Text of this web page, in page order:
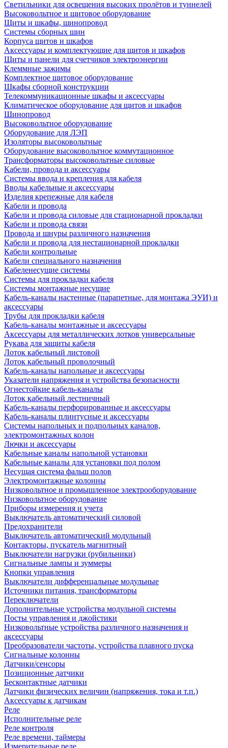
Светильники для освещения высоких пролётов и туннелей
Высоковольтное и щитовое оборудование
Щиты и шкафы, шинопровод
Системы сборных шин
Корпуса щитов и шкафов
Аксессуары и комплектующие для щитов и шкафов
Щиты и панели для счетчиков электроэнергии
Клеммные зажимы
Комплектное щитовое оборудование
Шкафы сборной конструкции
Телекоммуникационные шкафы и аксессуары
Климатическое оборудование для щитов и шкафов
Шинопровод
Высоковольтное оборудование
Оборудование для ЛЭП
Изоляторы высоковольтные
Оборудование высоковольтное коммутационное
Трансформаторы высоковольтные силовые
Кабели, провода и аксессуары
Системы ввода и крепления для кабеля
Вводы кабельные и аксессуары
Изделия крепежные для кабеля
Кабели и провода
Кабели и провода силовые для стационарной прокладки
Кабели и провода связи
Провода и шнуры различного назначения
Кабели и провода для нестационарной прокладки
Кабели контрольные
Кабели специального назначения
Кабеленесущие системы
Системы для прокладки кабеля
Системы монтажные несущие
Кабель-каналы настенные (парапетные, для монтажа ЭУИ) и
аксессуары
Трубы для прокладки кабеля
Кабель-каналы монтажные и аксессуары
Аксессуары для металлических лотков универсальные
Рукава для защиты кабеля
Лоток кабельный листовой
Лоток кабельный проволочный
Кабель-каналы напольные и аксессуары
Указатели напряжения и устройства безопасности
Огнестойкие кабель-каналы
Лоток кабельный лестничный
Кабель-каналы перфорированные и аксессуары
Кабель-каналы плинтусные и аксессуары
Системы напольных и подпольных каналов,
электромонтажных колон
Лючки и аксессуары
Кабельные каналы напольной установки
Кабельные каналы для установки под полом
Несущая система фальш полов
Электромонтажные колонны
Низковольтное и промышленное электрооборудование
Низковольтное оборудование
Приборы измерения и учета
Выключатель автоматический силовой
Предохранители
Выключатель автоматический модульный
Контакторы, пускатель магнитный
Выключатели нагрузки (рубильники)
Сигнальные лампы и зуммеры
Кнопки управления
Выключатели дифференцальные модульные
Источники питания, трансформаторы
Переключатели
Дополнительные устройства модульной системы
Посты управления и джойстики
Низковольтные устройства различного назначения и
аксессуары
Преобразователи частоты, устройства плавного пуска
Сигнальные колонны
Датчики/сенсоры
Позиционные датчики
Бесконтактные датчики
Датчики физических величин (напряжения, тока и т.п.)
Аксессуары к датчикам
Реле
Исполнительные реле
Реле контроля
Реле времени, таймеры
Измерительные реле